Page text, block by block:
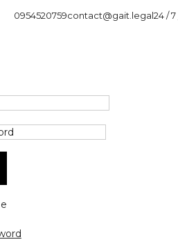
0954520759contact@gait.legal24 / 7